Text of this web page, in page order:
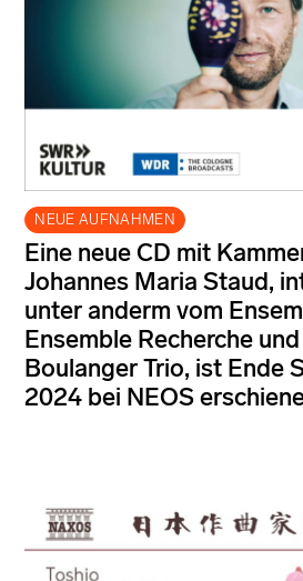
NEUE AUFNAHMEN
Eine neue CD mit
Johannes Maria Staud,
unter anderm vom
Ensemble Recherche
Boulanger Trio, ist Ende
2024 bei NEOS